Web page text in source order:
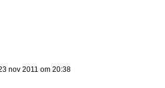
nov 2011 om 20:38